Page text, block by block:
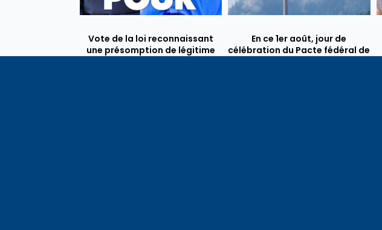
Vote de la loi reconnaissant
une présomption de légitime
En ce 1er août, jour de
célébration du Pacte fédéral de